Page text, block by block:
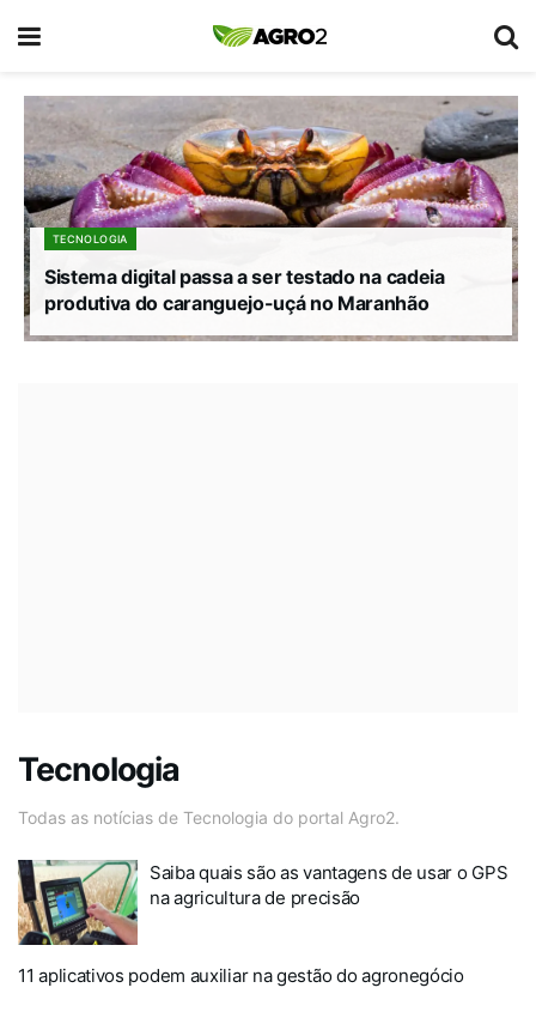
TECNOLOGIA
Sistema digital passa a ser testado na cadeia
produtiva do caranguejo-uçá no Maranhão
Tecnologia
Todas as notícias de Tecnologia do portal Agro2.
Saiba quais são as vantagens de usar o GPS
na agricultura de precisão
11 aplicativos podem auxiliar na gestão do agronegócio